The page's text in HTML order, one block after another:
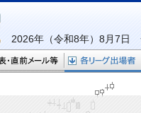
2026年（令和8年）8月7日